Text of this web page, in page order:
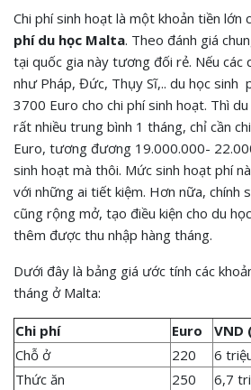
Chi phí sinh hoạt là một khoản tiền lớn
phí du học Malta. Theo đánh giá
tại quốc gia này tương đối rẻ. Nếu các
như Pháp, Đức, Thụy Sĩ,.. du học sinh
3700 Euro cho chi phí sinh hoạt. Thì
rất nhiều trung bình 1 tháng, chỉ cần
Euro, tương đương 19.000.000-
sinh hoạt mà thôi. Mức sinh hoạt phí
với những ai tiết kiệm. Hơn nữa, chính
cũng rộng mở, tạo điều kiện cho du
thêm được thu nhập hàng tháng.
Dưới đây là bảng giá ước tính các
tháng ở Malta:
Chi phí Euro
VND
Chỗ ở
220
6
Thức ăn
250
6,7